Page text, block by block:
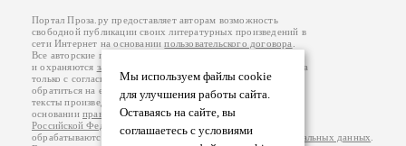
Мы используем файлы cookie
для улучшения работы сайта.
Оставаясь на сайте, вы
соглашаетесь с условиями
Портал Проза.ру предоставляет авторам возможность
свободной публикации своих литературных произведений в
сети Интернет на основаниипользовательского договора
Все авторские права на произведения принадлежат авторам
и охраняются законом
. Перепечатка произведений возможна
только с согласия его автора, к которому вы можете
обратиться на его авторской странице. Ответственность за
тексты произведений авторы несут самостоятельно на
основанииправил публикацииизаконодательства
Российской Федерации
обрабатываются на основанииПолитики обработки персональных данных